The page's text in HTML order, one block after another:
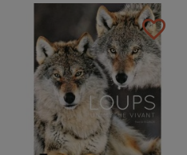
favorite_border